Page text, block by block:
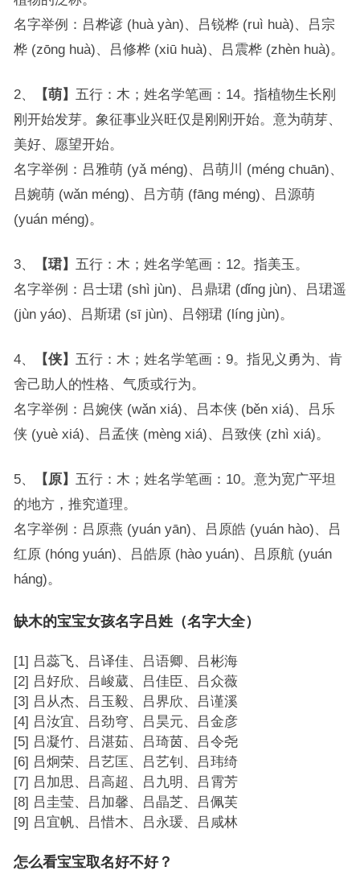
名字举例：吕桦谚 (huà yàn)、吕锐桦 (ruì huà)、吕宗
桦 (zōng huà)、吕修桦 (xiū huà)、吕震桦 (zhèn huà)。
2、 【萌】 五行：木；姓名学笔画：14。指植物生长刚
刚开始发芽。象征事业兴旺仅是刚刚开始。意为萌芽、
美好、愿望开始。
名字举例：吕雅萌 (yǎ méng)、吕萌川 (méng chuān)、
吕婉萌 (wǎn méng)、吕方萌 (fāng méng)、吕源萌
(yuán méng)。
3、 【珺】 五行：木；姓名学笔画：12。指美玉。
名字举例：吕士珺 (shì jùn)、吕鼎珺 (dǐng jùn)、吕珺遥
(jùn yáo)、吕斯珺 (sī jùn)、吕翎珺 (líng jùn)。
4、 【侠】 五行：木；姓名学笔画：9。指见义勇为、肯
舍己助人的性格、气质或行为。
名字举例：吕婉侠 (wǎn xiá)、吕本侠 (běn xiá)、吕乐
侠 (yuè xiá)、吕孟侠 (mèng xiá)、吕致侠 (zhì xiá)。
5、 【原】 五行：木；姓名学笔画：10。意为宽广平坦
的地方，推究道理。
名字举例：吕原燕 (yuán yān)、吕原皓 (yuán hào)、吕
红原 (hóng yuán)、吕皓原 (hào yuán)、吕原航 (yuán
háng)。
缺木的宝宝女孩名字吕姓（名字大全）
[1] 吕蕊飞、吕译佳、吕语卿、吕彬海
[2] 吕好欣、吕峻葳、吕佳臣、吕众薇
[3] 吕从杰、吕玉毅、吕界欣、吕谨溪
[4] 吕汝宜、吕劲穹、吕昊元、吕金彦
[5] 吕凝竹、吕湛茹、吕琦茵、吕令尧
[6] 吕炯荣、吕艺匡、吕艺钊、吕玮绮
[7] 吕加思、吕高超、吕九明、吕霄芳
[8] 吕圭莹、吕加馨、吕晶芝、吕佩芙
[9] 吕宜帆、吕惜木、吕永瑗、吕咸林
怎么看宝宝取名好不好？